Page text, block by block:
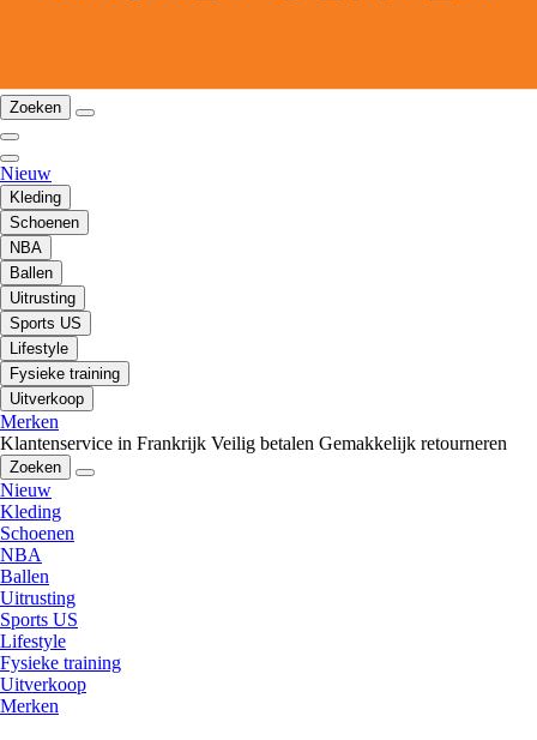
Zoeken
Nieuw
Kleding
Schoenen
NBA
Ballen
Uitrusting
Sports US
Lifestyle
Fysieke training
Uitverkoop
Merken
Klantenservice in Frankrijk Veilig betalen Gemakkelijk retourneren
Zoeken
Nieuw
Kleding
Schoenen
NBA
Ballen
Uitrusting
Sports US
Lifestyle
Fysieke training
Uitverkoop
Merken